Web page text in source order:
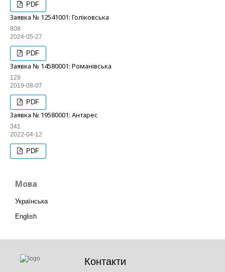
PDF
Заявка № 12541001: Голіковська
808
2024-05-27
PDF
Заявка № 14580001: Романівська
129
2019-08-07
PDF
Заявка № 19580001: Антарес
341
2022-04-12
PDF
Мова
Українська
English
Контакти